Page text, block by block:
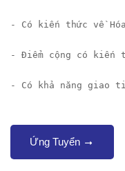
- Có kiến thức về
- Điểm cộng có kiến
- Có khả năng giao
Ứng Tuyển